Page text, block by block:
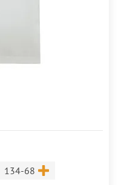
Размер
134-68